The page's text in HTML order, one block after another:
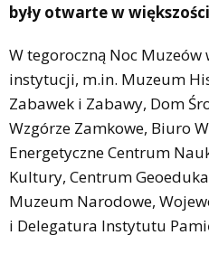
były otwarte w
W tegoroczną Noc Muzeów
instytucji, m.in. Muzeum
Zabawek i Zabawy, Dom
Wzgórze Zamkowe, Biuro
Energetyczne Centrum
Kultury, Centrum
Muzeum Narodowe,
i Delegatura Instytutu